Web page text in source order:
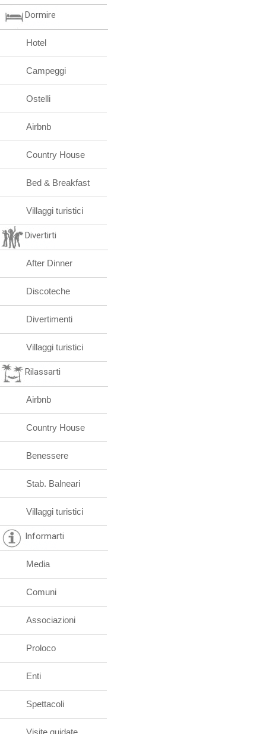
Dormire
Hotel
Campeggi
Ostelli
Airbnb
Country House
Bed & Breakfast
Villaggi turistici
Divertirti
After Dinner
Discoteche
Divertimenti
Villaggi turistici
Rilassarti
Airbnb
Country House
Benessere
Stab. Balneari
Villaggi turistici
Informarti
Media
Comuni
Associazioni
Proloco
Enti
Spettacoli
Visite guidate